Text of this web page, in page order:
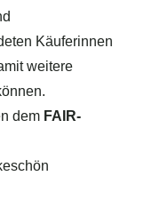
Käuferinnen
weitere
dem FAIR-